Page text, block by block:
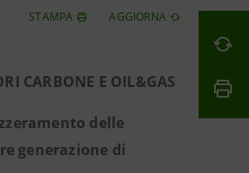
STAMPA AGGIORNA
CARBONE E OIL&GAS
delle
generazione di